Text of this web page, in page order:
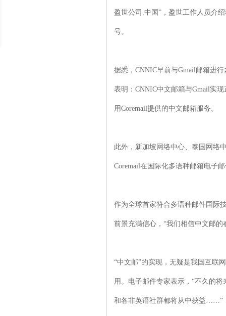
盈世公司.中国”，盈世工作人员介
号。
据悉，CNNIC早前与Gmail邮箱进
表明：CNNIC中文邮箱与Gmail实
用Coremail提供的中文邮箱服务。
此外，新加坡网络中心、泰国网络
Coremail在国际化多语种邮箱电子
作为全球首家符合多语种邮件国际
前景充满信心，“我们相信中文邮
“中文邮”的实现，无疑是我国互联
用。电子邮件专家表示，“不久的
和各非英语社群都将从中获益……”